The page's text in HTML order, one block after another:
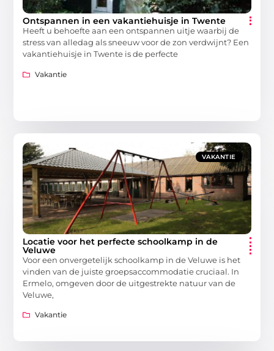
Ontspannen in een vakantiehuisje in Twente
Heeft u behoefte aan een ontspannen uitje waarbij de
stress van alledag als sneeuw voor de zon verdwijnt? Een
vakantiehuisje in Twente is de perfecte
Vakantie
VAKANTIE
Locatie voor het perfecte schoolkamp in de
Veluwe
Voor een onvergetelijk schoolkamp in de Veluwe is het
vinden van de juiste groepsaccommodatie cruciaal. In
Ermelo, omgeven door de uitgestrekte natuur van de
Veluwe,
Vakantie